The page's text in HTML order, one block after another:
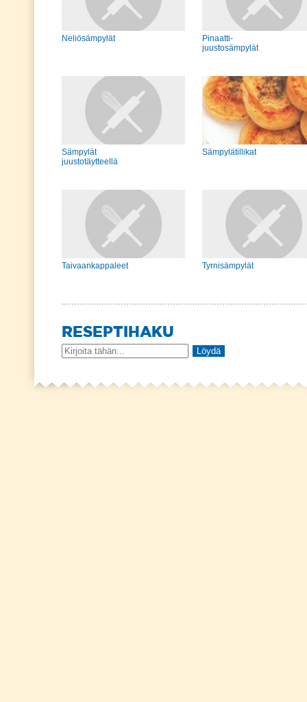
Neliösämpylät
Pinaatti-
juustosämpylät
Sämpylät
juustotäytteellä
Sämpylätillikat
Taivaankappaleet Tyrnisämpylät
RESEPTIHAKU